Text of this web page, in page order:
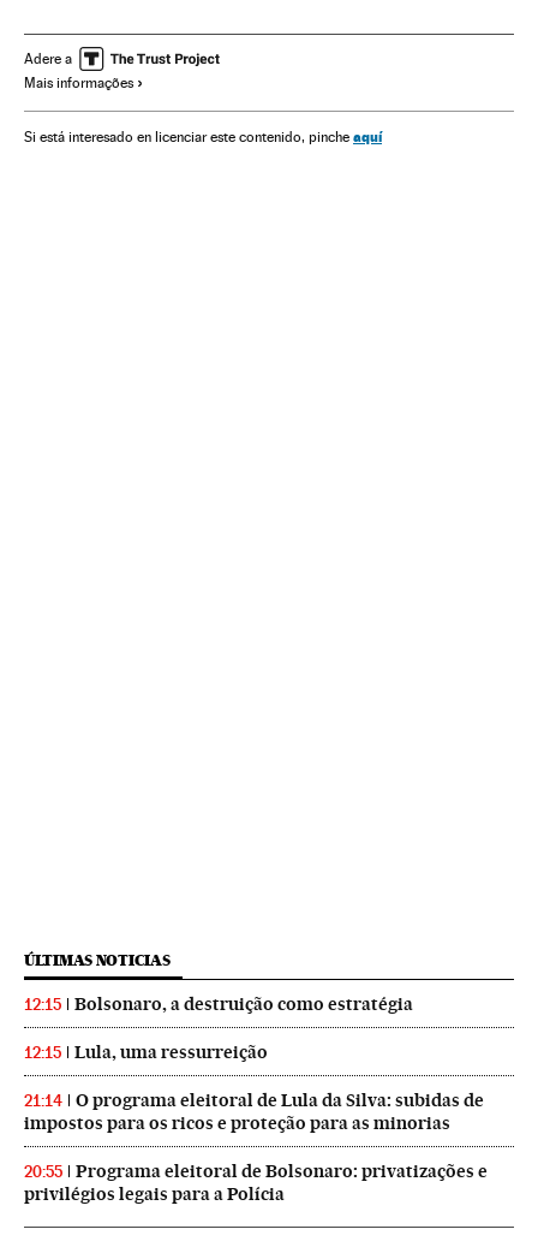
Mulheres Jazidas mineiras
Noticias Virais
Matérias-primas 2015 Desastre Mariana
Adere a
Mais informações
Si está interesado en licenciar este contenido, pinche aquí
ÚLTIMAS NOTICIAS
12:15 Bolsonaro, a destruição como estratégia
12:15 Lula, uma ressurreição
21:14
O programa eleitoral de Lula da Silva: subidas de
impostos para os ricos e proteção para as minorias
20:55
Programa eleitoral de Bolsonaro: privatizações e
privilégios legais para a Polícia